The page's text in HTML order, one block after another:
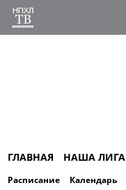
ГЛАВНАЯ НАША ЛИГА
Расписание Календарь